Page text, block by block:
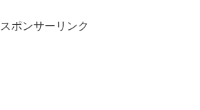
スポンサーリンク